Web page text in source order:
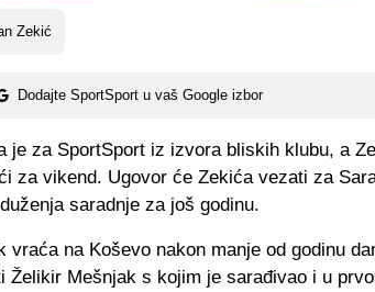
Zekić
Dodajte SportSport u vaš Google izbor
je za SportSport iz izvora bliskih klubu, a
za vikend. Ugovor će Zekića vezati za
saradnje za još godinu.
vraća na Koševo nakon manje od godinu
Želikir Mešnjak s kojim je sarađivao i u